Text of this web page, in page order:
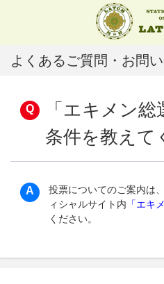
よくあるご質問・お問
「エキメン
条件を教えて
投票についてのご案内は
ィシャルサイト内 「エキ
ください。